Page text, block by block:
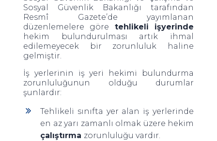
Sosyal Güvenlik Bakanlığı tarafından
Resmî Gazete’de yayımlanan
düzenlemelere göre tehlikeli işyerinde
hekim bulundurulması artık ihmal
edilemeyecek bir zorunluluk haline
gelmiştir.
İş yerlerinin iş yeri hekimi bulundurma
zorunluluğunun olduğu durumlar
şunlardır:
Tehlikeli sınıfta yer alan iş yerlerinde
en az yarı zamanlı olmak üzere hekim
çalıştırma zorunluluğu vardır.